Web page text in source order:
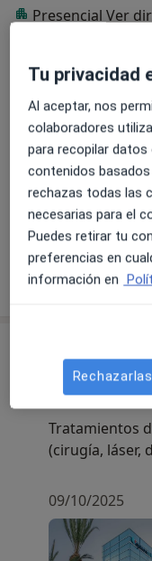
Presencial Ver
Ver galería (5)
Dr. Alberto
Calle Cruz de
Tratamientos
(cirugía, láser,
09/10/2025
Tu privacidad
Al aceptar, nos
colaboradores
para recopilar
contenidos
rechazas todas las
necesarias para el
Puedes retirar tu
preferencias en
información en